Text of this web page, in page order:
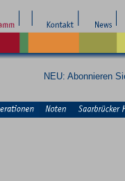
NEU: Abonnieren